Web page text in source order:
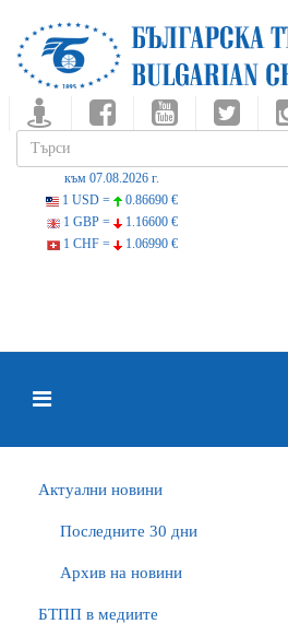
към 07.08.2026 г.
1 USD =
0.86690 €
1 GBP =
1.16600 €
1 CHF =
1.06990 €
Актуални новини
Последните 30 дни
Архив на новини
БTПП в медиите